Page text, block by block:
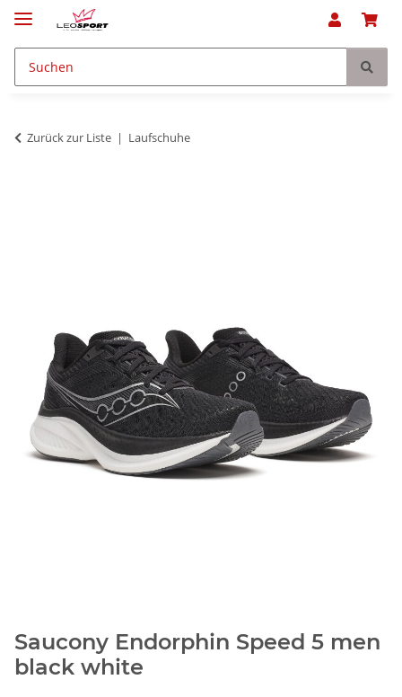
Zurück zur Liste Laufschuhe
Saucony Endorphin Speed 5 men
black white